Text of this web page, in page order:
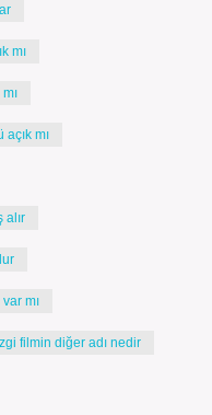
mı
mı
alır
mı
filmin diğer adı nedir